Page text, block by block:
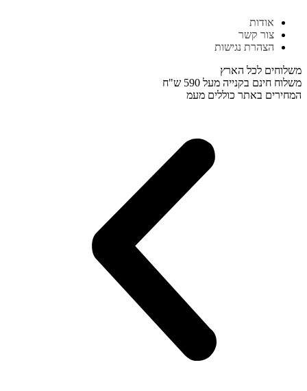
לתוכן
אודות
צור קשר
הצהרת נגישות
משלוחים לכל הארץ
משלוח חינם בקנייה מעל 590 ש"ח
המחירים באתר כוללים מעמ